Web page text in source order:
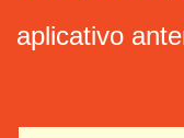
aplicativo